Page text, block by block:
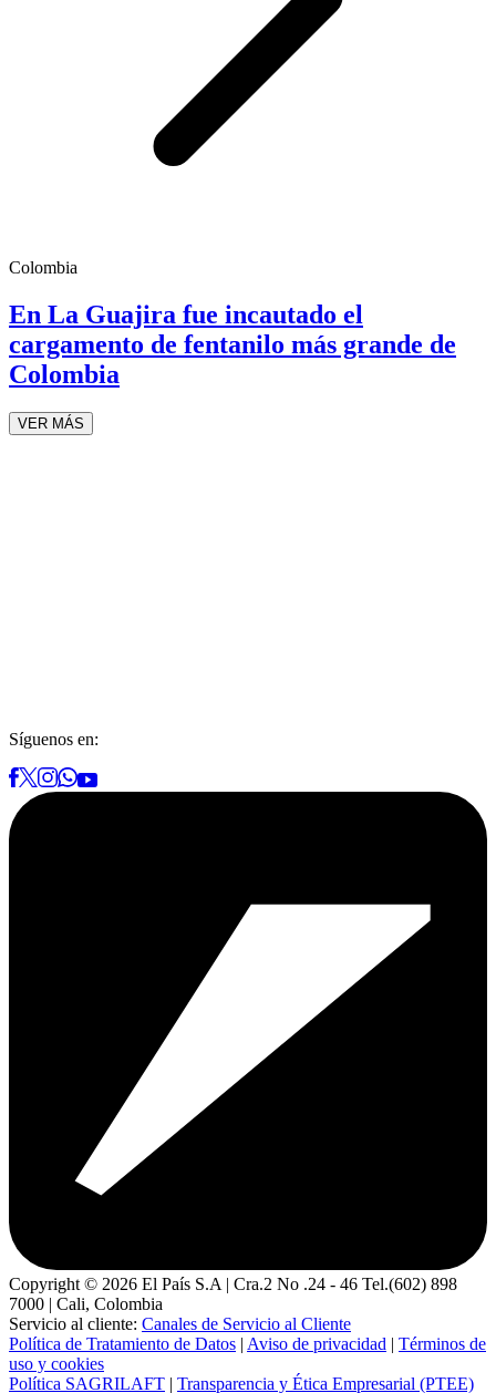
Colombia
En La Guajira fue incautado el
cargamento de fentanilo más grande de
Colombia
VER MÁS
Síguenos en:
Copyright © 2026 El País S.A | Cra.2 No .24 - 46 Tel.(602) 898
7000 | Cali, Colombia
Servicio al cliente: Canales de Servicio al Cliente
Política de Tratamiento de Datos | Aviso de privacidad | Términos de
uso y cookies
Política SAGRILAFT | Transparencia y Ética Empresarial (PTEE)